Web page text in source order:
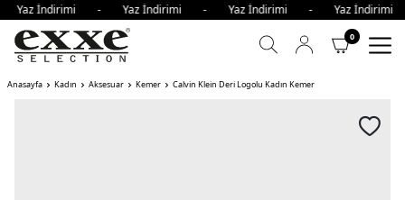
İndirimi - Yaz İndirimi - Yaz İndirimi - Yaz
0
Anasayfa Kadın Aksesuar Kemer Calvin Klein Deri Logolu Kadın Kemer